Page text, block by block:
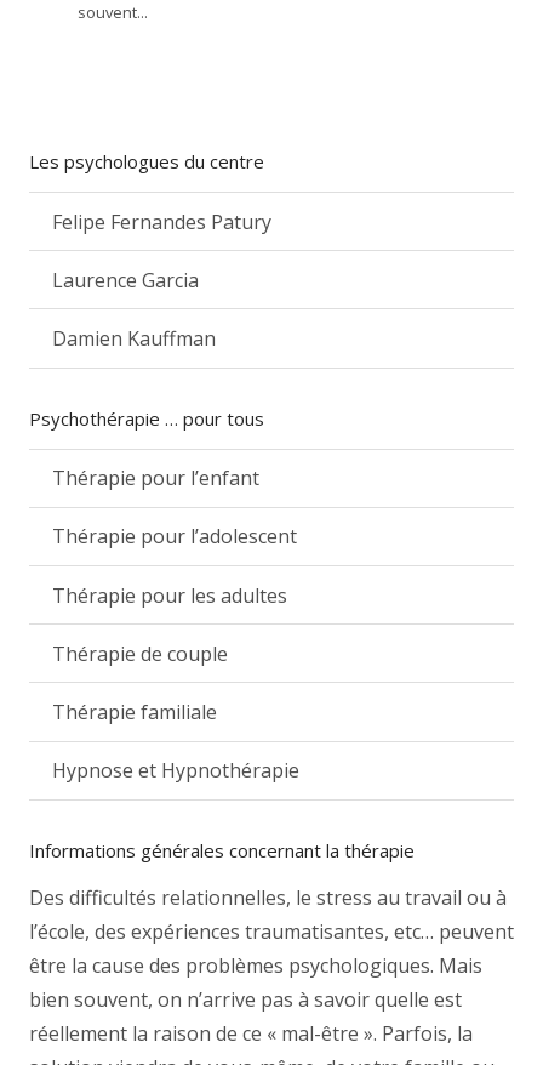
souvent...
Les psychologues du centre
Felipe Fernandes Patury
Laurence Garcia
Damien Kauffman
Psychothérapie … pour tous
Thérapie pour l’enfant
Thérapie pour l’adolescent
Thérapie pour les adultes
Thérapie de couple
Thérapie familiale
Hypnose et Hypnothérapie
Informations générales concernant la thérapie
Des difficultés relationnelles, le stress au travail ou à
l’école, des expériences traumatisantes, etc… peuvent
être la cause des problèmes psychologiques. Mais
bien souvent, on n’arrive pas à savoir quelle est
réellement la raison de ce « mal-être ». Parfois, la